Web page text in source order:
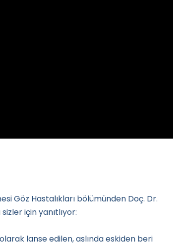
Göz Hastalıkları bölümünden Doç. Dr.
için yanıtlıyor:
lanse edilen, aslında eskiden beri